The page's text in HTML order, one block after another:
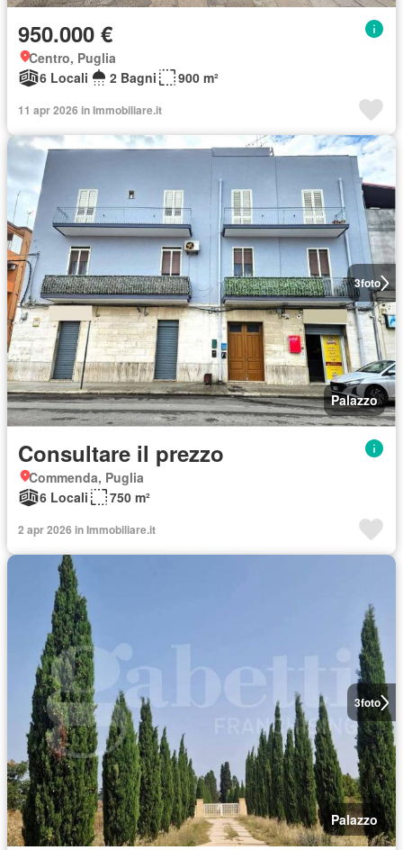
950.000 €
Centro, Puglia
6 Locali
2 Bagni 900 m²
11 apr 2026 in Immobiliare.it
3foto
Palazzo
Consultare il prezzo
Commenda, Puglia
6 Locali
750 m²
2 apr 2026 in Immobiliare.it
3foto
Palazzo